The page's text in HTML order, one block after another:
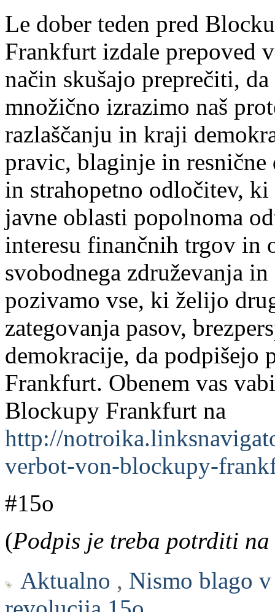
Le dober teden pred
Frankfurt izdale prepoved
način skušajo preprečiti,
množično izrazimo naš
razlaščanju in kraji
pravic, blaginje in resnične
in strahopetno odločitev, ki
javne oblasti popolnoma
interesu finančnih trgov in
svobodnega združevanja
pozivamo vse, ki želijo
zategovanja pasov,
demokracije, da
Frankfurt. Obenem vas
Blockupy Frankfurt na
http://
verbot-von-blockupy-
#15o
(Podpis je treba potrditi
Aktualno , Nismo blago